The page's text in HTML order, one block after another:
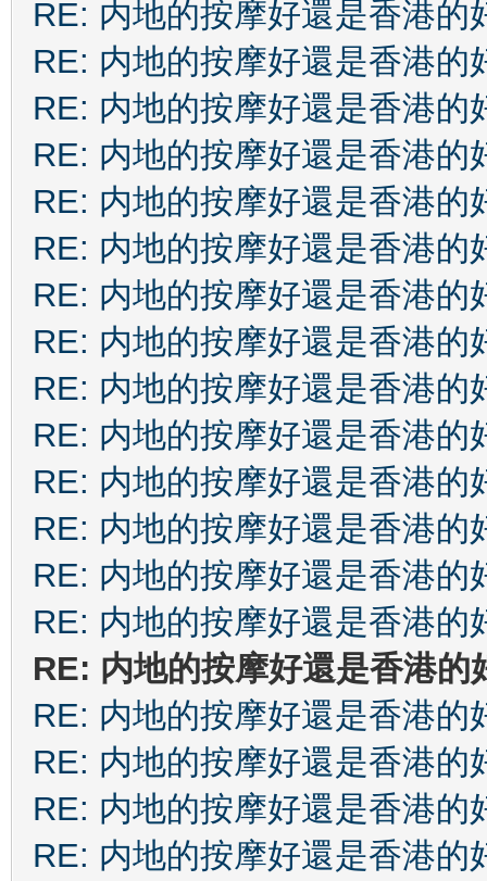
RE: 内地的按摩好還是香港的
RE: 内地的按摩好還是香港的
RE: 内地的按摩好還是香港的
RE: 内地的按摩好還是香港的
RE: 内地的按摩好還是香港的
RE: 内地的按摩好還是香港的
RE: 内地的按摩好還是香港的
RE: 内地的按摩好還是香港的
RE: 内地的按摩好還是香港的
RE: 内地的按摩好還是香港的
RE: 内地的按摩好還是香港的
RE: 内地的按摩好還是香港的
RE: 内地的按摩好還是香港的
RE: 内地的按摩好還是香港的
RE: 内地的按摩好還是香港的
RE: 内地的按摩好還是香港的
RE: 内地的按摩好還是香港的
RE: 内地的按摩好還是香港的
RE: 内地的按摩好還是香港的